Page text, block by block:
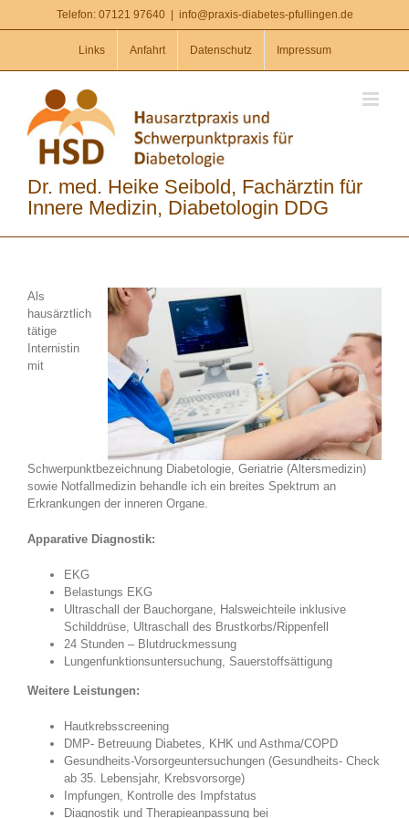
Telefon: 07121 97640 info@praxis-diabetes-pfullingen.de
Links Anfahrt Datenschutz Impressum
Dr. med. Heike Seibold, Fachärztin für
Innere Medizin, Diabetologin DDG
Als
hausärztlich
tätige
Internistin
mit
Schwerpunktbezeichnung Diabetologie, Geriatrie (Altersmedizin)
sowie Notfallmedizin behandle ich ein breites Spektrum an
Erkrankungen der inneren Organe.
Apparative Diagnostik:
EKG
Belastungs EKG
Ultraschall der Bauchorgane, Halsweichteile inklusive
Schilddrüse, Ultraschall des Brustkorbs/Rippenfell
24 Stunden – Blutdruckmessung
Lungenfunktionsuntersuchung, Sauerstoffsättigung
Weitere Leistungen:
Hautkrebsscreening
DMP- Betreuung Diabetes, KHK und Asthma/COPD
Gesundheits-Vorsorgeuntersuchungen (Gesundheits- Check
ab 35. Lebensjahr, Krebsvorsorge)
Impfungen, Kontrolle des Impfstatus
Diagnostik und Therapieanpassung bei